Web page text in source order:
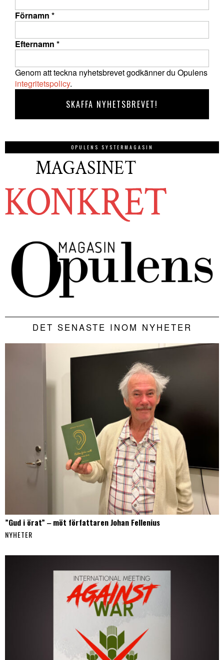
Förnamn *
Efternamn *
Genom att teckna nyhetsbrevet godkänner du Opulens
integritetspolicy.
OPULENS SYSTERMAGASIN
DET SENASTE INOM NYHETER
”Gud i örat” ‒ möt författaren Johan Fellenius
NYHETER